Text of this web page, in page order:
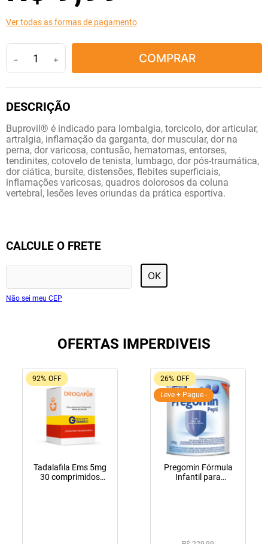
Ver todas as formas de pagamento
＋
－ COMPRAR
Buprovil® é indicado para lombalgia, torcicolo, dor articular,
artralgia, inflamação da garganta, dor muscular, dor na
perna, dor varicosa, contusão, hematomas, entorses,
tendinites, cotovelo de tenista, lumbago, dor pós-traumática,
dor ciática, bursite, distensões, flebites superficiais,
inflamações varicosas, quadros dolorosos da coluna
vertebral, lesões leves oriundas da prática esportiva.
CALCULE O FRETE
OK
Não sei meu CEP
OFERTAS IMPERDIVEIS
92% OFF
Tadalafila Ems 5mg
30 comprimidos
26% OFF
Leve + Pague -
Pregomin Fórmula
Infantil para